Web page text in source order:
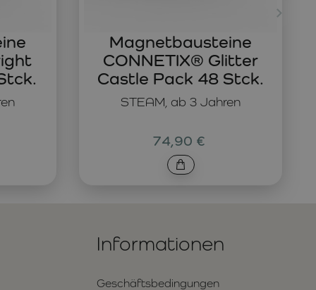
STEAM, ab 3 Jahren
Magnetbausteine
CONNETIX® Glitter
Castle Pack 48 Stck.
74,90 €
Informationen
Geschäftsbedingungen